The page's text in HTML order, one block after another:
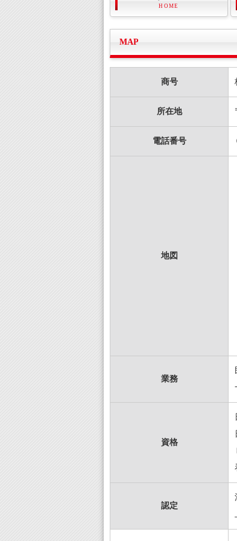
HOME
MAP
商号
所在地
電話番号
地図
業務
資格
認定